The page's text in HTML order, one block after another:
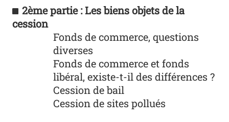
2ème partie : Les biens objets de la
cession
Fonds de commerce, questions
diverses
Fonds de commerce et fonds
libéral, existe-t-il des différences ?
Cession de bail
Cession de sites pollués